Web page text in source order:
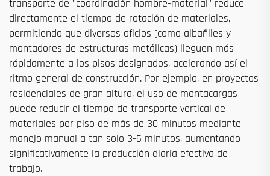
transporte de "coordinación hombre-material" reduce
directamente el tiempo de rotación de materiales,
permitiendo que diversos oficios (como albañiles y
montadores de estructuras metálicas) lleguen más
rápidamente a los pisos designados, acelerando así el
ritmo general de construcción. Por ejemplo, en proyectos
residenciales de gran altura, el uso de montacargas
puede reducir el tiempo de transporte vertical de
materiales por piso de más de 30 minutos mediante
manejo manual a tan solo 3-5 minutos, aumentando
significativamente la producción diaria efectiva de
trabajo.